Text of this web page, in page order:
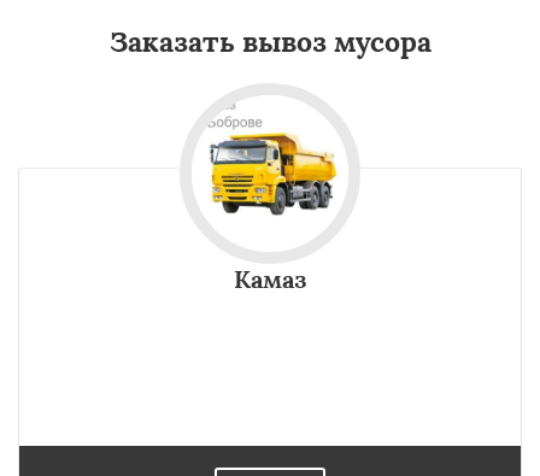
Заказать вывоз мусора
Камаз